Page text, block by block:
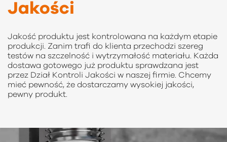
Jakości
Jakość produktu jest kontrolowana na każdym etapie
produkcji. Zanim trafi do klienta przechodzi szereg
testów na szczelność i wytrzymałość materiału. Każda
dostawa gotowego już produktu sprawdzana jest
przez Dział Kontroli Jakości w naszej firmie. Chcemy
mieć pewność, że dostarczamy wysokiej jakości,
pewny produkt.